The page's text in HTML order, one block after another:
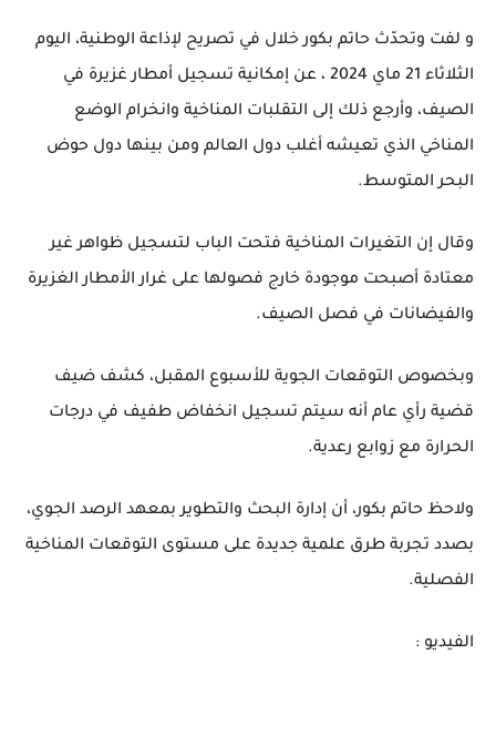
و لفت وتحدّث حاتم بكور خلال في تصريح لإذاعة الوطنية، اليوم
الثلاثاء 21 ماي 2024 ، عن إمكانية تسجيل أمطار غزيرة في
الصيف، وأرجع ذلك إلى التقلبات المناخية وانخرام الوضع
المناخي الذي تعيشه أغلب دول العالم ومن بينها دول حوض
البحر المتوسط.
وقال إن التغيرات المناخية فتحت الباب لتسجيل ظواهر غير
معتادة أصبحت موجودة خارج فصولها على غرار الأمطار الغزيرة
والفيضانات في فصل الصيف.
وبخصوص التوقعات الجوية للأسبوع المقبل، كشف ضيف
قضية رأي عام أنه سيتم تسجيل انخفاض طفيف في درجات
الحرارة مع زوابع رعدية.
ولاحظ حاتم بكور، أن إدارة البحث والتطوير بمعهد الرصد الجوي،
بصدد تجربة طرق علمية جديدة على مستوى التوقعات المناخية
الفصلية.
الفيديو :